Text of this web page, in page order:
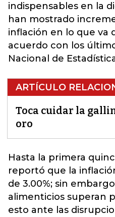
indispensables en la
han mostrado
inflación en lo que va
acuerdo con los
Nacional de
ARTÍCULO
Toca cuidar la
oro
Hasta la primera
reportó que la
de 3.00%; sin
alimenticios superan
esto ante las